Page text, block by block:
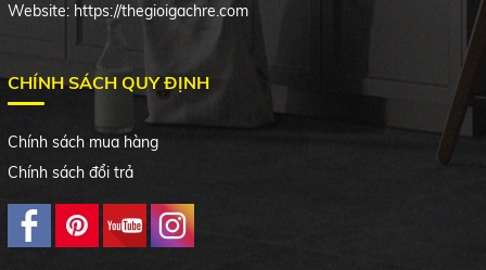
Website: https://thegioigachre.com
CHÍNH SÁCH QUY ĐỊNH
Chính sách mua hàng
Chính sách đổi trả